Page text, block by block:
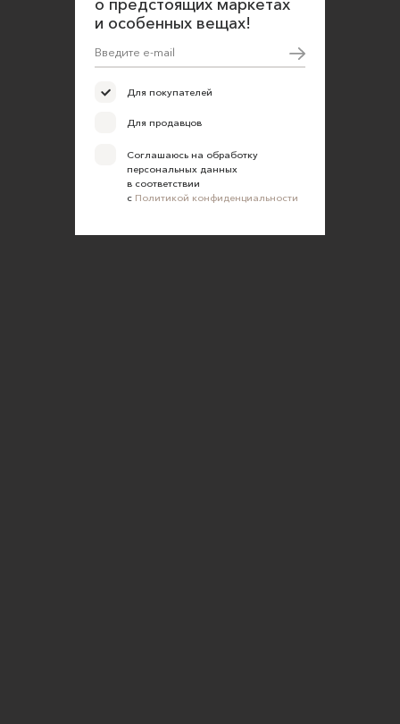
о предстоящих маркетах
и особенных вещах!
Для покупателей
Для продавцов
Соглашаюсь на обработку
персональных данных
в соответствии
с Политикой конфиденциальности